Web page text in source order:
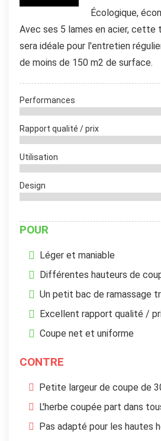
Écologique,
Avec ses 5 lames en acier, cette
sera idéale pour l'entretien
de moins de 150 m2 de surface.
Performances
Rapport qualité / prix
Utilisation
Design
POUR
Léger et maniable
Différentes hauteurs de
Un petit bac de ramassage
Excellent rapport qualité /
Coupe net et uniforme
CONTRE
Petite largeur de coupe de
L'herbe coupée part dans
Pas adapté pour les hautes